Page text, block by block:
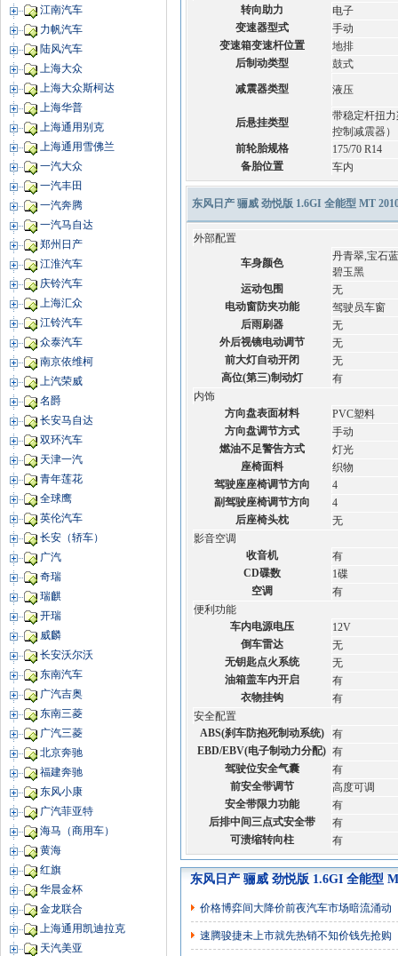
转向助力
电子
变速器型式
手动
变速箱变速杆位置
地排
后制动类型
鼓式
减震器类型
液压
后悬挂类型
带稳定杆扭
控制减震器）
前轮胎规格
175/70 R14
备胎位置
车内
东风日产 骊威 劲悦版 1.6GI 全能型 MT
外部配置
车身颜色
丹青翠,宝石
碧玉黑
运动包围
无
电动窗防夹功能
驾驶员车窗
后雨刷器
无
外后视镜电动调节
无
前大灯自动开闭
无
高位(第三)制动灯
有
内饰
方向盘表面材料
PVC塑料
方向盘调节方式
手动
燃油不足警告方式
灯光
座椅面料
织物
驾驶座座椅调节方向
4
副驾驶座椅调节方向
4
后座椅头枕
无
影音空调
收音机
有
CD碟数
1碟
空调
有
便利功能
车内电源电压
12V
倒车雷达
无
无钥匙点火系统
无
油箱盖车内开启
有
衣物挂钩
有
安全配置
ABS(刹车防抱死制动系统)
有
EBD/EBV(电子制动力分配) 有
驾驶位安全气囊
有
前安全带调节
高度可调
安全带限力功能
有
后排中间三点式安全带
有
可溃缩转向柱
有
东风日产 骊威 劲悦版 1.6GI 全能型
价格博弈间大降价前夜汽车市场暗流涌动
速腾骏捷未上市就先热销不知价钱先抢购
江南汽车
力帆汽车
陆风汽车
上海大众
上海大众斯柯达
上海华普
上海通用别克
上海通用雪佛兰
一汽大众
一汽丰田
一汽奔腾
一汽马自达
郑州日产
江淮汽车
庆铃汽车
上海汇众
江铃汽车
众泰汽车
南京依维柯
上汽荣威
名爵
长安马自达
双环汽车
天津一汽
青年莲花
全球鹰
英伦汽车
长安（轿车）
广汽
奇瑞
瑞麒
开瑞
威麟
长安沃尔沃
东南汽车
广汽吉奥
东南三菱
广汽三菱
北京奔驰
福建奔驰
东风小康
广汽菲亚特
海马（商用车）
黄海
红旗
华晨金杯
金龙联合
上海通用凯迪拉克
天汽美亚